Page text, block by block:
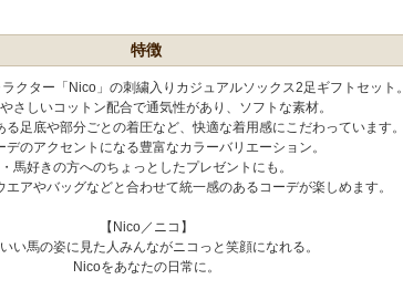
特徴
ラクター「Nico」の刺繍入りカジュアルソックス2足ギフトセット。
やさしいコットン配合で通気性があり、ソフトな素材。
る足底や部分ごとの着圧など、快適な着用感にこだわっています。
デのアクセントになる豊富なカラーバリエーション。
・馬好きの方へのちょっとしたプレゼントにも。
エアやバッグなどと合わせて統一感のあるコーデが楽しめます。
【Nico／ニコ】
い馬の姿に見た人みんながニコっと笑顔になれる。
Nicoをあなたの日常に。